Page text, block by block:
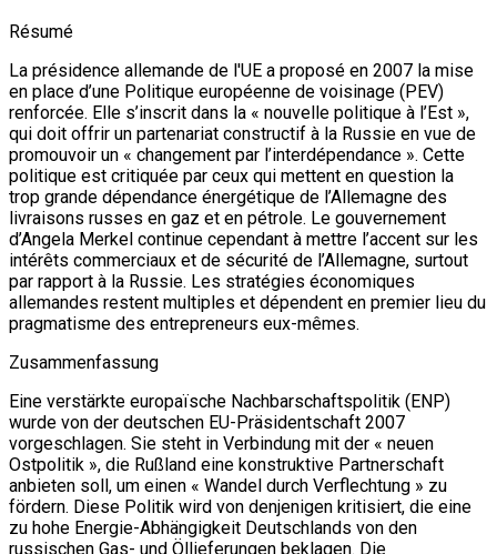
Résumé
La présidence allemande de l'UE a proposé en 2007 la mise
en place d’une Politique européenne de voisinage (PEV)
renforcée. Elle s’inscrit dans la « nouvelle politique à l’Est »,
qui doit offrir un partenariat constructif à la Russie en vue de
promouvoir un « changement par l’interdépendance ». Cette
politique est critiquée par ceux qui mettent en question la
trop grande dépendance énergétique de l’Allemagne des
livraisons russes en gaz et en pétrole. Le gouvernement
d’Angela Merkel continue cependant à mettre l’accent sur les
intérêts commerciaux et de sécurité de l’Allemagne, surtout
par rapport à la Russie. Les stratégies économiques
allemandes restent multiples et dépendent en premier lieu du
pragmatisme des entrepreneurs eux-mêmes.
Zusammenfassung
Eine verstärkte europaïsche Nachbarschaftspolitik (ENP)
wurde von der deutschen EU-Präsidentschaft 2007
vorgeschlagen. Sie steht in Verbindung mit der « neuen
Ostpolitik », die Rußland eine konstruktive Partnerschaft
anbieten soll, um einen « Wandel durch Verflechtung » zu
fördern. Diese Politik wird von denjenigen kritisiert, die eine
zu hohe Energie-Abhängigkeit Deutschlands von den
russischen Gas- und Öllieferungen beklagen. Die